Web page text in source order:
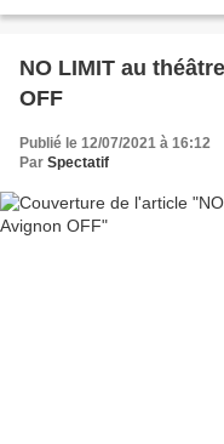
NO LIMIT au
OFF
Publié le 12/07/2021 à 16:12
Par Spectatif